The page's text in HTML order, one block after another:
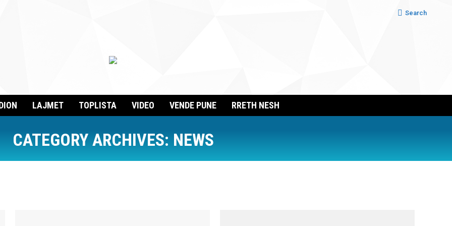
Search:
Search
LAJMET TOPLISTA VIDEO VENDE PUNE RRETH NESH
CATEGORY ARCHIVES:NEWS